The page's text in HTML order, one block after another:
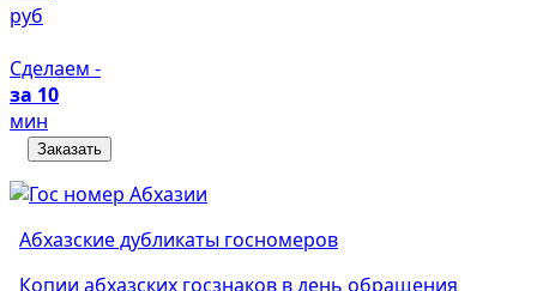
руб
Сделаем -
за 10
мин
Заказать
Абхазские дубликаты госномеров
Копии абхазских госзнаков в день обращения